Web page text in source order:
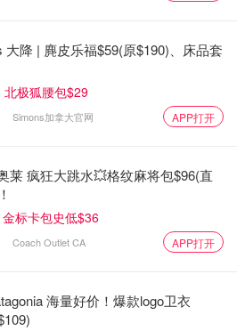
大降 | 麂皮乐福$59(原$190)、床品套
北极狐腰包$29
Simons加拿大官网 APP打开
莱 疯狂大跳水💥格纹麻将包$96(直
标卡包史低$36
Coach Outlet CA APP打开
海量好价！爆款logo卫衣